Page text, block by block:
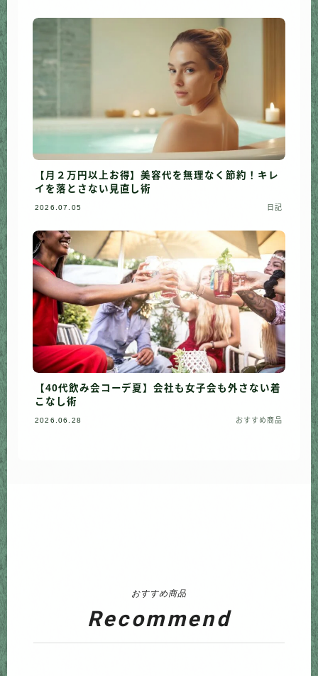
【月２万円以上お得】美容代を無理なく節約！キレ
イを落とさない見直し術
2026.07.05 日記
【40代飲み会コーデ夏】会社も女子会も外さない着
こなし術
2026.06.28 おすすめ商品
おすすめ商品
Recommend